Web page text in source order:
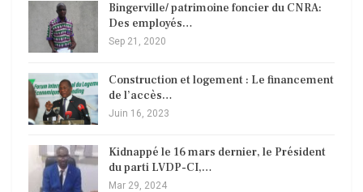
Bingerville/ patrimoine foncier du CNRA:
Des employés…
Sep 21, 2020
Construction et logement : Le financement
de l’accès…
Juin 16, 2023
Kidnappé le 16 mars dernier, le Président
du parti LVDP-CI,…
Mar 29, 2024